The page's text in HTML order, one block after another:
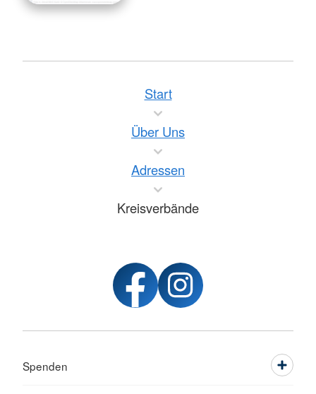
Start
Über Uns
Adressen
Kreisverbände
Spenden